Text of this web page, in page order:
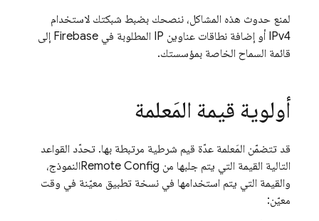
لمنع حدوث هذه المشاكل، ننصحك بضبط شبكتك لاستخدام
IPv4 أو إضافة نطاقات عناوين IP المطلوبة في Firebase إلى
قائمة السماح الخاصة بمؤسستك.
أولوية قيمة المَعلمة
قد تتضمّن المَعلمة عدّة قيم شرطية مرتبطة بها. تحدّد القواعد
التالية القيمة التي يتم جلبها من Remote Configالنموذج،
والقيمة التي يتم استخدامها في نسخة تطبيق معيّنة في وقت
معيّن: